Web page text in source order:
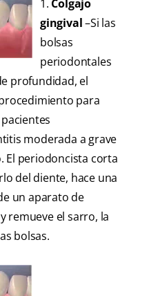
1. Colgajo
gingival–Si las
bolsas
periodontales
profundidad, el
para
moderada a grave
El periodoncista corta
del diente, hace una
un aparato de
remueve el sarro, la
bolsas.